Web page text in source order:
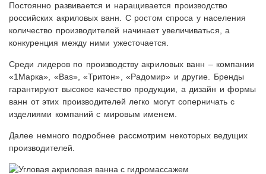
Постоянно развивается и наращивается производство
российских акриловых ванн. С ростом спроса у населения
количество производителей начинает увеличиваться, а
конкуренция между ними ужесточается.
Среди лидеров по производству акриловых ванн – компании
«1Марка», «Bas», «Тритон», «Радомир» и другие. Бренды
гарантируют высокое качество продукции, а дизайн и формы
ванн от этих производителей легко могут соперничать с
изделиями компаний с мировым именем.
Далее немного подробнее рассмотрим некоторых ведущих
производителей.